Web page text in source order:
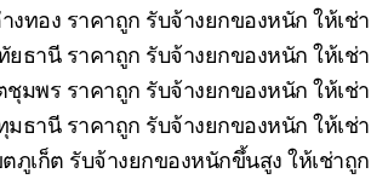
งทอง ราคาถูก รับจ้างยกของหนัก ให้เช่า
ยธานี ราคาถูก รับจ้างยกของหนัก ให้เช่า
ชุมพร ราคาถูก รับจ้างยกของหนัก ให้เช่า
มธานี ราคาถูก รับจ้างยกของหนัก ให้เช่า
ตภูเก็ต รับจ้างยกของหนักขึ้นสูง ให้เช่าถูก